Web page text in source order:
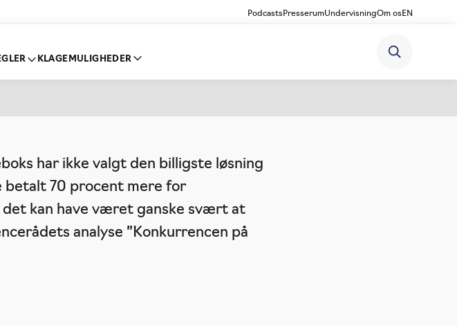
PodcastsPresserumUndervisningOm osEN
KLAGEMULIGHEDER
for dyre
har ikke valgt den billigste løsning
betalt 70 procent mere for
det kan have været ganske svært at
analyse ”Konkurrencen på